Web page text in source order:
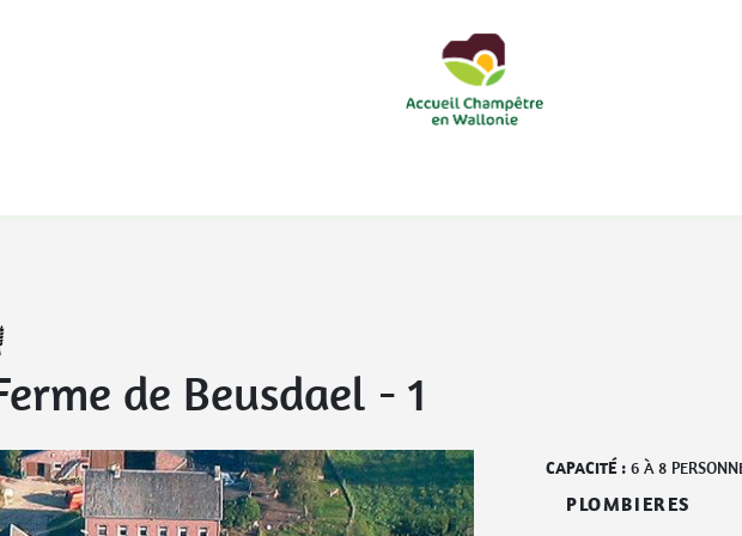
de Beusdael - 1
CAPACITÉ : 6 À8
PLOMBIERES